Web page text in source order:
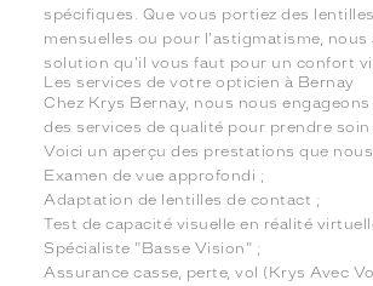
spécifiques. Que vous portiez des
mensuelles ou pour l'astigmatisme, nous
solution qu'il vous faut pour un confort
Les services de votre opticien à Bernay
Chez Krys Bernay, nous nous
des services de qualité pour prendre soin
Voici un aperçu des prestations que
Examen de vue approfondi ;
Adaptation de lentilles de contact ;
Test de capacité visuelle en réalité
Spécialiste "Basse Vision" ;
Assurance casse, perte, vol (Krys Avec